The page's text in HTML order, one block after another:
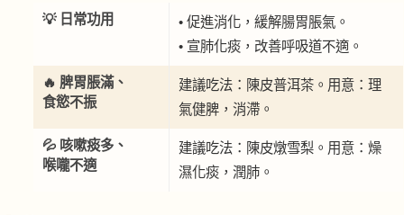
💡 日常功用
• 促進消化，緩解腸胃脹氣。
• 宣肺化痰，改善呼吸道不適。
🔥 脾胃脹滿、
食慾不振
建議吃法：陳皮普洱茶。用意：理
氣健脾，消滯。
💦 咳嗽痰多、
喉嚨不適
建議吃法：陳皮燉雪梨。用意：燥
濕化痰，潤肺。